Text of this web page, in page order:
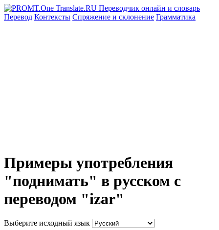
Перевод Контексты Спряжение и склонение Грамматика
Примеры употребления
"поднимать" в русском с
переводом "izar"
Выберите исходный язык